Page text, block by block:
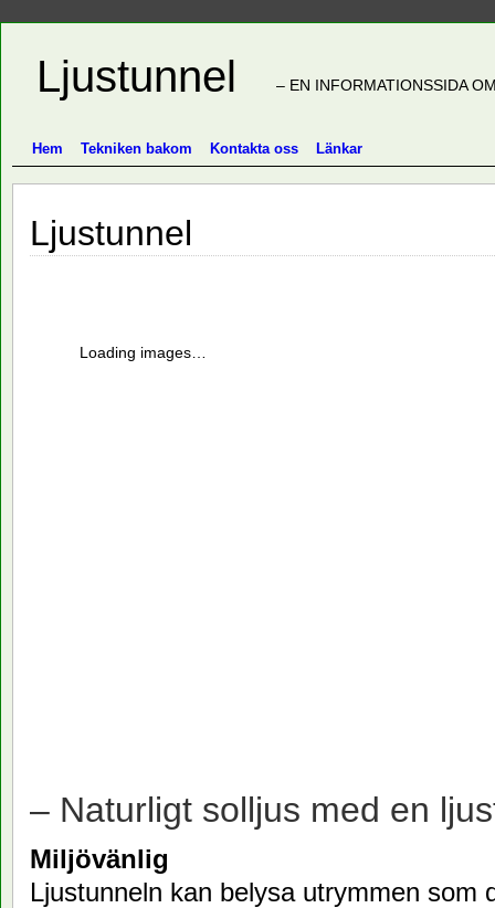
Ljustunnel – EN INFORMATIONSSIDA
Hem Tekniken bakom Kontakta oss Länkar
Ljustunnel
Loading images…
– Naturligt solljus med en
Miljövänlig
Ljustunneln kan belysa utrymmen som